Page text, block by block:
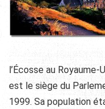
l’Écosse au
est le siège du
1999. Sa population